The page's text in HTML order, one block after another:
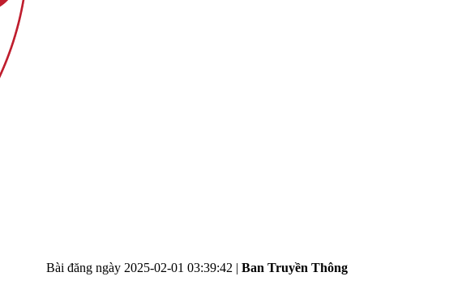
Bài đăng ngày 2025-02-01 03:39:42 | Ban Truyền Thông